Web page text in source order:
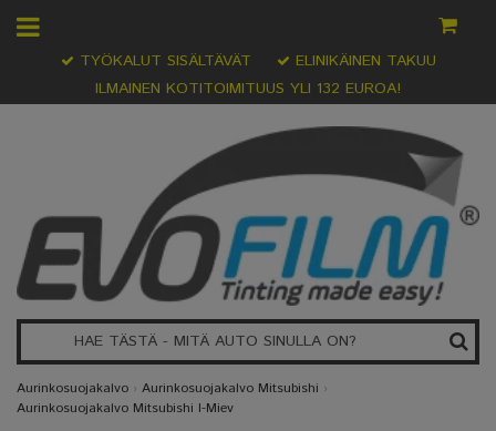
ILMAINEN KOTITOIMITUUS YLI 132 EUROA!
TYÖKALUT SISÄLTÄVÄT ELINIKÄINEN TAKUU
Aurinkosuojakalvo › Aurinkosuojakalvo Mitsubishi ›
Aurinkosuojakalvo Mitsubishi I-Miev